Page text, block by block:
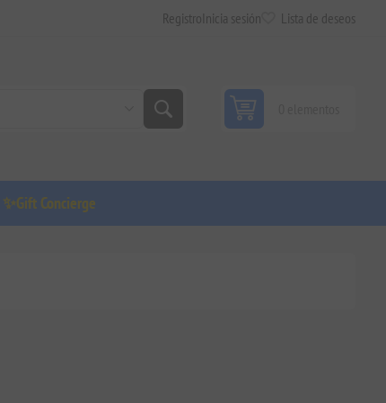
Registro Inicia sesión Lista de deseos
✨Gift Concierge